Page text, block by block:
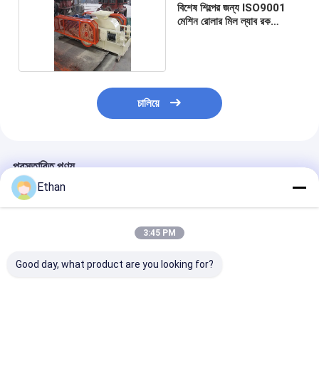
বিশেষ শিল্পের জন্য ISO9001
মেশিন রোলার মিল ল্যাব রক
চালিয়ে
প্রস্তাবিত পণ্য
Ethan
3:45 PM
Good day, what product are you looking for?